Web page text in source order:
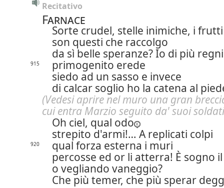
Recitativo
Farnace
Sorte crudel, stelle inimiche, i frutti
son questi che raccolgo
da sì belle speranze?Io di più regni
915
primogenito erede
siedo ad un sasso e invece
di calcar soglio ho la catena al
(Vedesi aprire nel muro una gran
cui entra Marzio seguito da' suoi
Oh ciel, qual odo
strepito d'armi!… A replicati colpi
920
qual forza esterna i muri
percosse ed or li atterra! È sogno
o vegliando vaneggio?
Che più temer, che più sperar